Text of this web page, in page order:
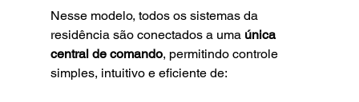
Nesse modelo, todos os sistemas da
residência são conectados a uma única
central de comando, permitindo controle
simples, intuitivo e eficiente de: